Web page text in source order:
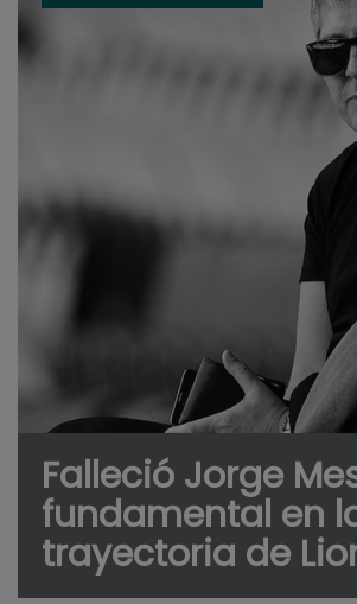
Falleció Jorge
fundamental en
trayectoria de